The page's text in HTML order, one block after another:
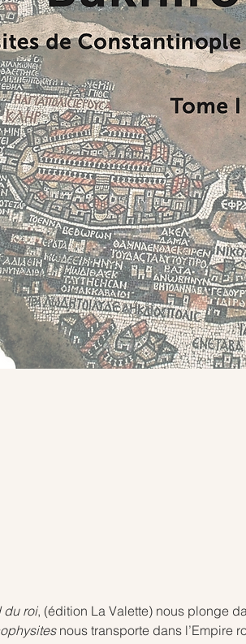
du roi, (édition La Valette) nous plonge
nous transporte dans l’Empire